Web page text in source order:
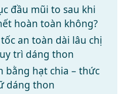
đầu mũi to sau khi
hoàn toàn không?
an toàn dài lâu chị
trì dáng thon
bằng hạt chia – thức
dáng thon